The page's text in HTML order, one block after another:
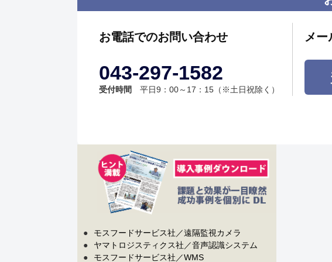
お電話でのお問い合わせ
043-297-1582
受付時間 平日9：00～17：15（※土日祝除く）
メー
●
モスフードサービス社／遠隔監視カメラ
●
ヤマトロジスティクス社／音声認識システム
●
モスフードサービス社／WMS